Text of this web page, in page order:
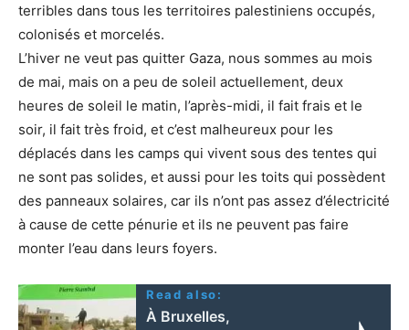
terribles dans tous les territoires palestiniens occupés,
colonisés et morcelés.
L’hiver ne veut pas quitter Gaza, nous sommes au mois
de mai, mais on a peu de soleil actuellement, deux
heures de soleil le matin, l’après-midi, il fait frais et le
soir, il fait très froid, et c’est malheureux pour les
déplacés dans les camps qui vivent sous des tentes qui
ne sont pas solides, et aussi pour les toits qui possèdent
des panneaux solaires, car ils n’ont pas assez d’électricité
à cause de cette pénurie et ils ne peuvent pas faire
monter l’eau dans leurs foyers.
Read also:
À Bruxelles,